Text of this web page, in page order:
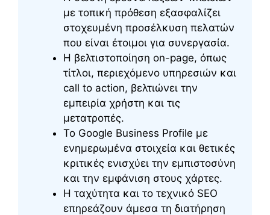
με τοπική πρόθεση εξασφαλίζει
στοχευμένη προσέλκυση πελατών
που είναι έτοιμοι για συνεργασία.
Η βελτιστοποίηση on-page, όπως
τίτλοι, περιεχόμενο υπηρεσιών και
call to action, βελτιώνει την
εμπειρία χρήστη και τις
μετατροπές.
Το Google Business Profile με
ενημερωμένα στοιχεία και θετικές
κριτικές ενισχύει την εμπιστοσύνη
και την εμφάνιση στους χάρτες.
Η ταχύτητα και το τεχνικό SEO
επηρεάζουν άμεσα τη διατήρηση